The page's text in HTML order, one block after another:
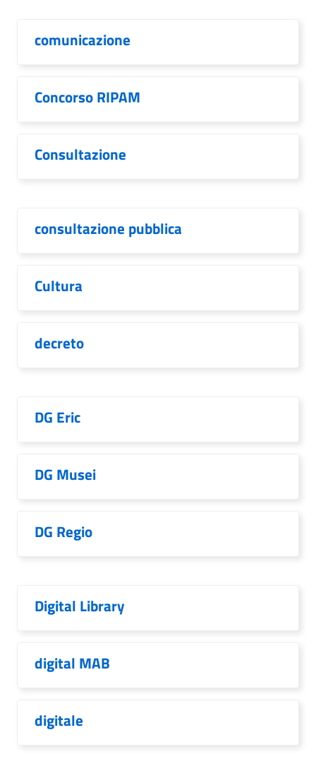
comunicazione
Concorso RIPAM
Consultazione
consultazione pubblica
Cultura
decreto
DG Eric
DG Musei
DG Regio
Digital Library
digital MAB
digitale